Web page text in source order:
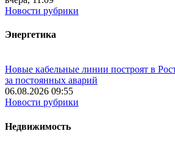
Новости рубрики
Энергетика
Новые кабельные линии построят в
за постоянных аварий
06.08.2026 09:55
Новости рубрики
Недвижимость